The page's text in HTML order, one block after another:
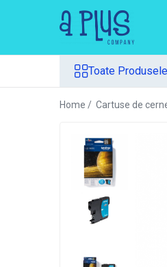
Benzi pentru etichete
Cartuse toner
Unitate cilindru (Drum unit)
Toate Produsele
Home / Cartuse de